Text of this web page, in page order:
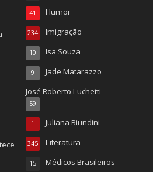
Humor
41
Imigração
234
Isa Souza
10
Jade Matarazzo
9
José Roberto Luchetti
59
Juliana Biundini
1
Literatura
345
Médicos Brasileiros
15